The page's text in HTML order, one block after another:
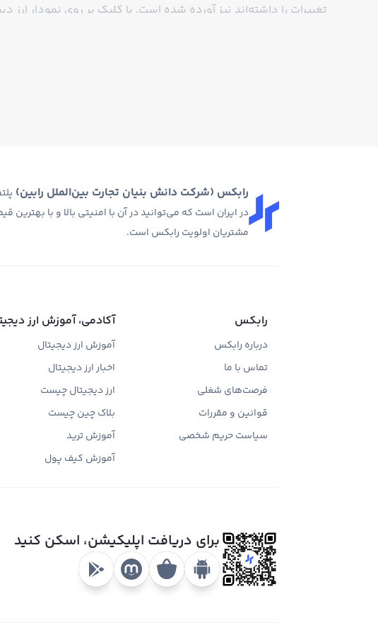
تغییرات را داشته‌اند نیز آورده شده است. با کلیک بر روی نمودار ارز
در هر دو بازار مشاهده کنید و با کلیک بر روی رمز ارز مورد نظر
آخرین قیمت ارز دیجیتال
رابکس (شرکت دانش بنیان تجارت بین‌الملل رابین)
در ایران است که می‌توانید در آن با امنیتی بالا و با بهترین
مشتریان اولویت رابکس است.
رابکس
درباره رابکس
تماس با ما
فرصت‌های شغلی
قوانین و مقررات
سیاست حریم شخصی
آکادمی، آموزش ارز
آموزش ارز دیجیتال
اخبار ارز دیجیتال
ارز دیجیتال چیست
بلاک چین چیست
آموزش ترید
آموزش کیف پول
برای دریافت اپلیکیشن، اسکن کنید